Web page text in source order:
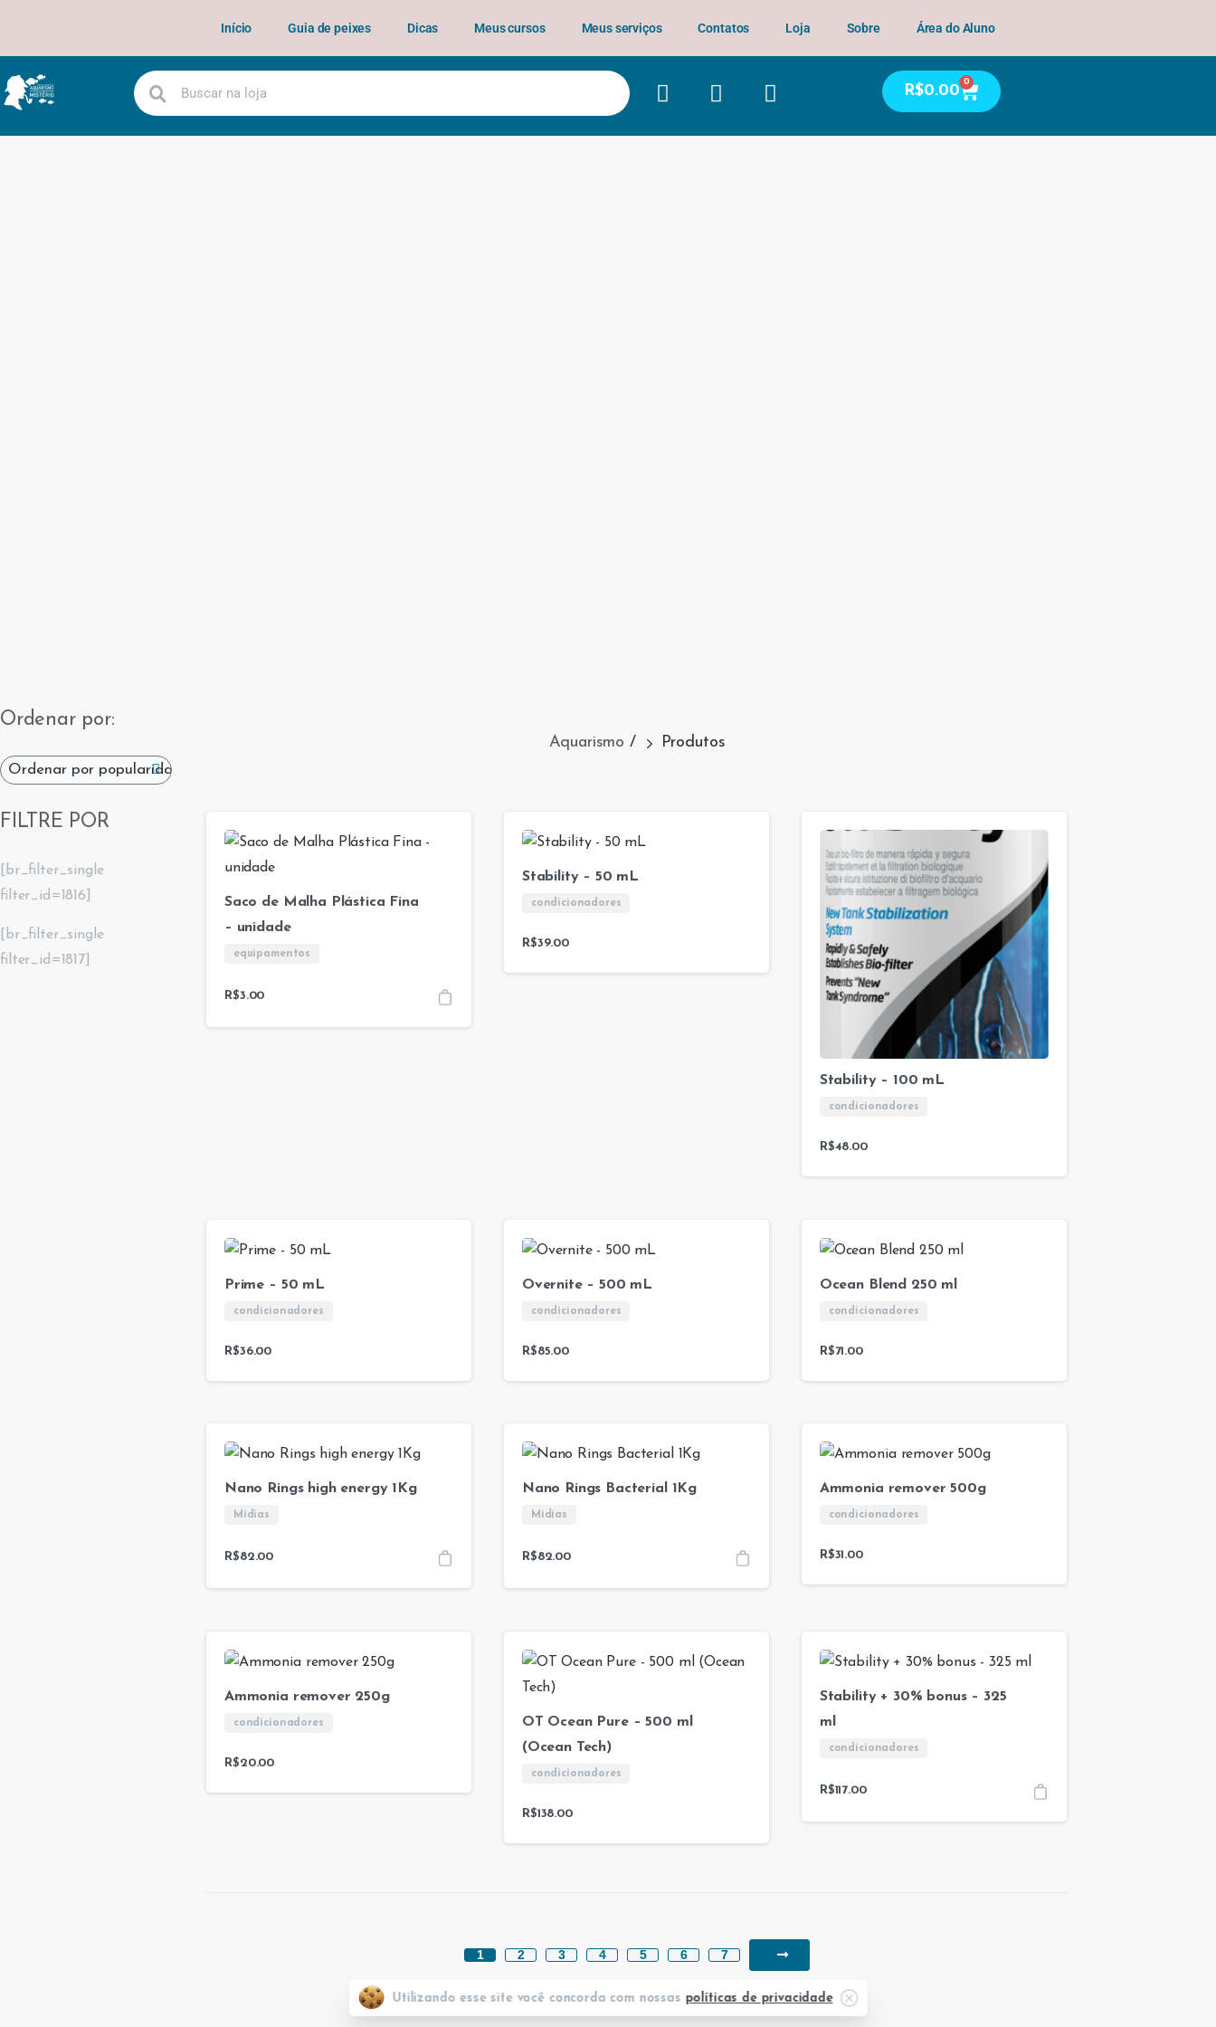
Início Guia de peixes Dicas Meus cursos Meus serviços Contatos Loja Sobre Área do Aluno
R$0.00
0
Ordenar por:
FILTRE POR
[br_filter_single
filter_id=1816]
[br_filter_single
filter_id=1817]
Aquarismo / Produtos
Saco de Malha Plástica Fina
– unidade
equipamentos
R$3.00
Stability – 50 mL
condicionadores
R$39.00
Stability – 100 mL
condicionadores
R$48.00
Prime – 50 mL
condicionadores
R$36.00
Overnite – 500 mL
condicionadores
R$85.00
Ocean Blend 250 ml
condicionadores
R$71.00
Nano Rings high energy 1Kg
Mídias
R$82.00
Nano Rings Bacterial 1Kg
Mídias
R$82.00
Ammonia remover 500g
condicionadores
R$31.00
Ammonia remover 250g
condicionadores
R$20.00
OT Ocean Pure – 500 ml
(Ocean Tech)
condicionadores
R$138.00
Stability + 30% bonus – 325
ml
condicionadores
R$117.00
1 2 3 4 5 6 7
Utilizando esse site você concorda com nossas políticas de privacidade